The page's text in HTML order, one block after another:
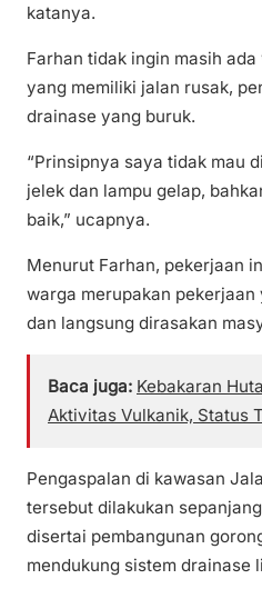
katanya.
Farhan tidak ingin masih
yang memiliki jalan rusak,
drainase yang buruk.
“Prinsipnya saya tidak mau
jelek dan lampu gelap,
baik,” ucapnya.
Menurut Farhan, pekerjaan
warga merupakan
dan langsung dirasakan
Baca juga: Kebakaran
Aktivitas Vulkanik, Status
Pengaspalan di kawasan
tersebut dilakukan
disertai pembangunan
mendukung sistem drainase